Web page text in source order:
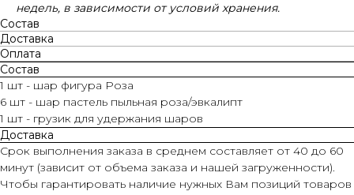
недель, в зависимости от условий хранения.
Состав
Доставка
Оплата
Состав
1 шт - шар фигура Роза
6 шт - шар пастель пыльная роза/эвкалипт
1 шт - грузик для удержания шаров
Доставка
Срок выполнения заказа в среднем составляет от 40 до 60
минут (зависит от объема заказа и нашей загруженности).
Чтобы гарантировать наличие нужных Вам позиций товаров